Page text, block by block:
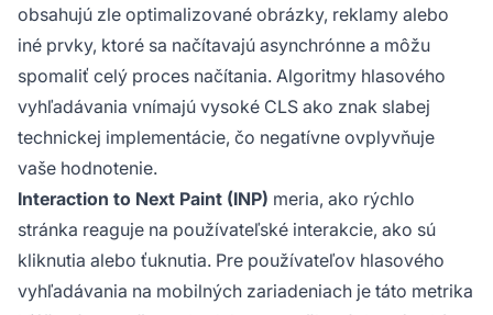
obsahujú zle optimalizované obrázky, reklamy alebo
iné prvky, ktoré sa načítavajú asynchrónne a môžu
spomaliť celý proces načítania. Algoritmy hlasového
vyhľadávania vnímajú vysoké CLS ako znak slabej
technickej implementácie, čo negatívne ovplyvňuje
vaše hodnotenie.
Interaction to Next Paint (INP) meria, ako rýchlo
stránka reaguje na používateľské interakcie, ako sú
kliknutia alebo ťuknutia. Pre používateľov hlasového
vyhľadávania na mobilných zariadeniach je táto metrika